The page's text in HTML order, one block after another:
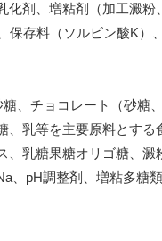
剤、増粘剤（加工澱粉
保存料（ソルビン酸K）
、チョコレート（砂糖
乳等を主要原料とす
乳糖果糖オリゴ糖、澱
、pH調整剤、増粘多糖類